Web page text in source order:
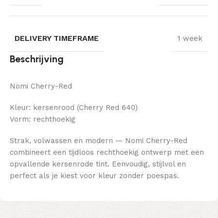
DELIVERY TIMEFRAME 1 week
Beschrijving
Nomi Cherry-Red
Kleur: kersenrood (Cherry Red 640)
Vorm: rechthoekig
Strak, volwassen en modern — Nomi Cherry-Red
combineert een tijdloos rechthoekig ontwerp met een
opvallende kersenrode tint. Eenvoudig, stijlvol en
perfect als je kiest voor kleur zonder poespas.